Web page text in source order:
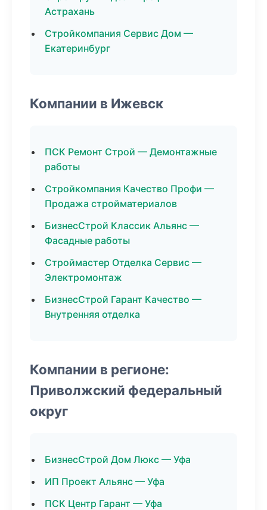
Астрахань
Стройкомпания Сервис Дом —
Екатеринбург
Компании в Ижевск
ПСК Ремонт Строй — Демонтажные
работы
Стройкомпания Качество Профи —
Продажа стройматериалов
БизнесСтрой Классик Альянс —
Фасадные работы
Строймастер Отделка Сервис —
Электромонтаж
БизнесСтрой Гарант Качество —
Внутренняя отделка
Компании в регионе:
Приволжский федеральный
округ
БизнесСтрой Дом Люкс — Уфа
ИП Проект Альянс — Уфа
ПСК Центр Гарант — Уфа